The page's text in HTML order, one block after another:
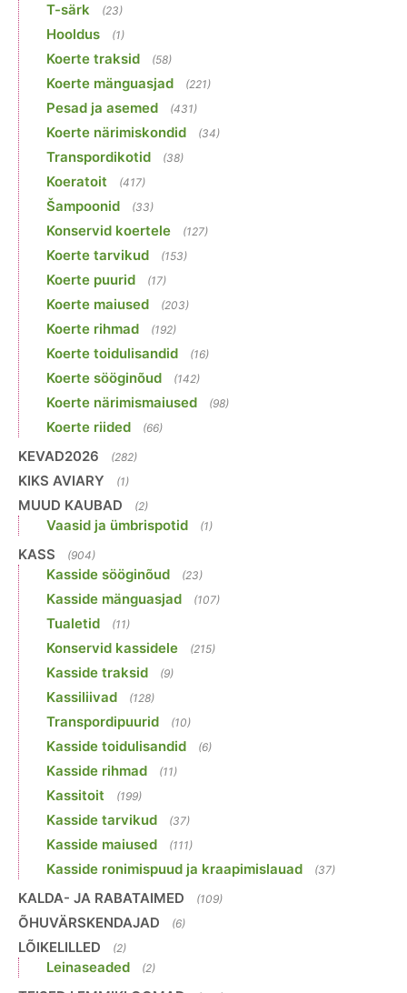
T-särk (23)
Hooldus (1)
Koerte traksid (58)
Koerte mänguasjad (221)
Pesad ja asemed (431)
Koerte närimiskondid (34)
Transpordikotid (38)
Koeratoit (417)
Šampoonid (33)
Konservid koertele (127)
Koerte tarvikud (153)
Koerte puurid (17)
Koerte maiused (203)
Koerte rihmad (192)
Koerte toidulisandid (16)
Koerte sööginõud (142)
Koerte närimismaiused (98)
Koerte riided (66)
KEVAD2026 (282)
KIKS AVIARY (1)
MUUD KAUBAD (2)
Vaasid ja ümbrispotid (1)
KASS (904)
Kasside sööginõud (23)
Kasside mänguasjad (107)
Tualetid (11)
Konservid kassidele (215)
Kasside traksid (9)
Kassiliivad (128)
Transpordipuurid (10)
Kasside toidulisandid (6)
Kasside rihmad (11)
Kassitoit (199)
Kasside tarvikud (37)
Kasside maiused (111)
Kasside ronimispuud ja kraapimislauad (37)
KALDA- JA RABATAIMED (109)
ÕHUVÄRSKENDAJAD (6)
LÕIKELILLED (2)
Leinaseaded (2)